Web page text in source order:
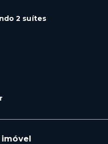
2 suítes
imóvel